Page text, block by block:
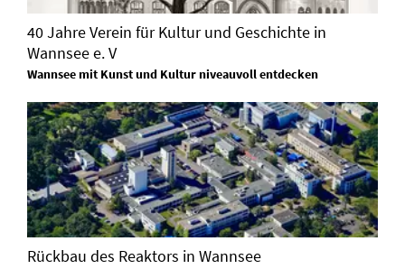
40 Jahre Verein für Kultur und Geschichte in
Wannsee e. V
Wannsee mit Kunst und Kultur niveauvoll entdecken
Rückbau des Reaktors in Wannsee